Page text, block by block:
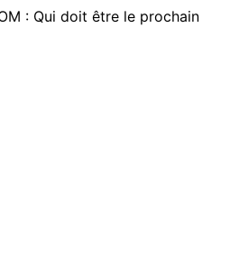
: Qui doit être le prochain